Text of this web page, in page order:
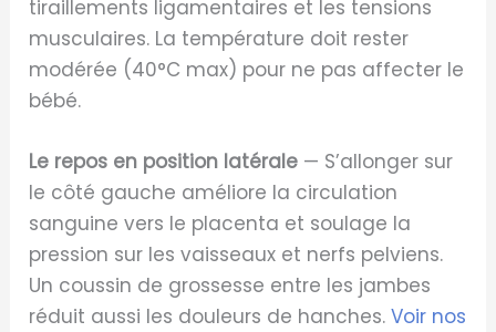
tiraillements ligamentaires et les tensions
musculaires. La température doit rester
modérée (40°C max) pour ne pas affecter le
bébé.
Le repos en position latérale — S’allonger sur
le côté gauche améliore la circulation
sanguine vers le placenta et soulage la
pression sur les vaisseaux et nerfs pelviens.
Un coussin de grossesse entre les jambes
réduit aussi les douleurs de hanches.Voir nos